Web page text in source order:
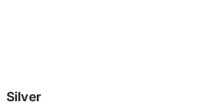
Silver